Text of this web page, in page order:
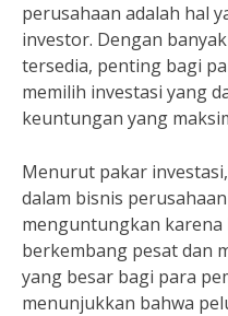
perusahaan adalah hal
investor. Dengan
tersedia, penting bagi
memilih investasi yang
keuntungan yang
Menurut pakar
dalam bisnis
menguntungkan
berkembang pesat dan
yang besar bagi para
menunjukkan bahwa